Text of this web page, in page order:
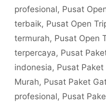
profesional, Pusat
terbaik, Pusat Open
termurah, Pusat Open
terpercaya, Pusat
indonesia, Pusat
Murah, Pusat Paket
profesional, Pusat